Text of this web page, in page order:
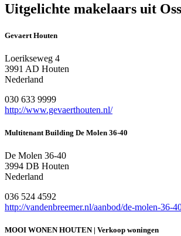
Uitgelichte makelaars uit
Gevaert Houten
Loerikseweg 4
3991 AD Houten
Nederland
030 633 9999
http://www.gevaerthouten.nl/
Multitenant Building De Molen 36-40
De Molen 36-40
3994 DB Houten
Nederland
036 524 4592
http://vandenbreemer.nl/aanbod/de-molen-36-
MOOI WONEN HOUTEN | Verkoop woningen